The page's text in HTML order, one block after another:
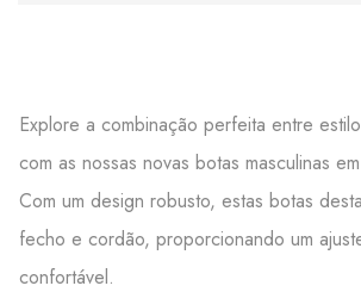
Explore a combinação perfeita entre
com as nossas novas botas masculinas
Com um design robusto, estas botas
fecho e cordão, proporcionando um
confortável.